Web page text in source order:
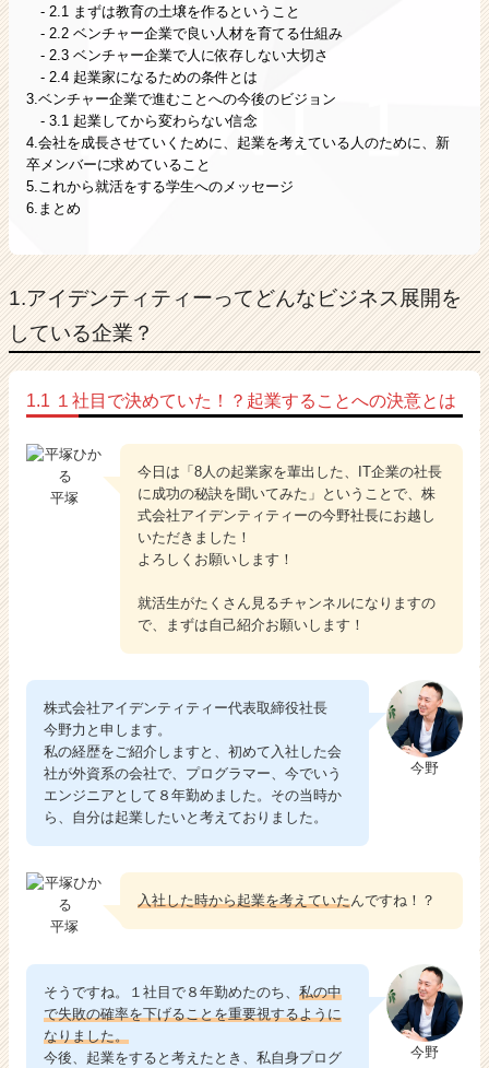
- 2.1 まずは教育の土壌を作るということ
- 2.2 ベンチャー企業で良い人材を育てる仕組み
- 2.3 ベンチャー企業で人に依存しない大切さ
- 2.4 起業家になるための条件とは
3.ベンチャー企業で進むことへの今後のビジョン
- 3.1 起業してから変わらない信念
4.会社を成長させていくために、起業を考えている人のために、新
卒メンバーに求めていること
5.これから就活をする学生へのメッセージ
6.まとめ
1.アイデンティティーってどんなビジネス展開を
している企業？
1.1 １社目で決めていた！？起業することへの決意とは
平塚
今日は「8人の起業家を輩出した、IT企業の社長
に成功の秘訣を聞いてみた」ということで、株
式会社アイデンティティーの今野社長にお越し
いただきました！
よろしくお願いします！
就活生がたくさん見るチャンネルになりますの
で、まずは自己紹介お願いします！
今野
株式会社アイデンティティー代表取締役社長
今野力と申します。
私の経歴をご紹介しますと、初めて入社した会
社が外資系の会社で、プログラマー、今でいう
エンジニアとして８年勤めました。その当時か
ら、自分は起業したいと考えておりました。
平塚
入社した時から起業を考えていたんですね！？
今野
そうですね。１社目で８年勤めたのち、 私の中
で失敗の確率を下げることを重要視するように
なりました。
今後、起業をすると考えたとき、私自身プログ